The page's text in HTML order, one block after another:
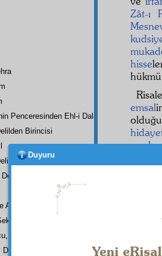
Zât-ı
hisse
emsal
Penceresinden Ehl-i Dalalet İle Eh-i
Birincisi
Altıncı Delil
Delil
Onuncu Delil
Duyuru